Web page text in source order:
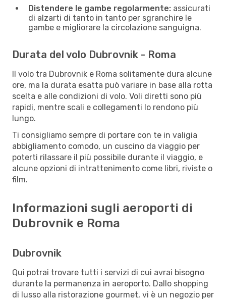
Distendere le gambe regolarmente: assicurati
di alzarti di tanto in tanto per sgranchire le
gambe e migliorare la circolazione sanguigna.
Durata del volo Dubrovnik - Roma
Il volo tra Dubrovnik e Roma solitamente dura alcune
ore, ma la durata esatta può variare in base alla rotta
scelta e alle condizioni di volo. Voli diretti sono più
rapidi, mentre scali e collegamenti lo rendono più
lungo.
Ti consigliamo sempre di portare con te in valigia
abbigliamento comodo, un cuscino da viaggio per
poterti rilassare il più possibile durante il viaggio, e
alcune opzioni di intrattenimento come libri, riviste o
film.
Informazioni sugli aeroporti di
Dubrovnik e Roma
Dubrovnik
Qui potrai trovare tutti i servizi di cui avrai bisogno
durante la permanenza in aeroporto. Dallo shopping
di lusso alla ristorazione gourmet, vi è un negozio per